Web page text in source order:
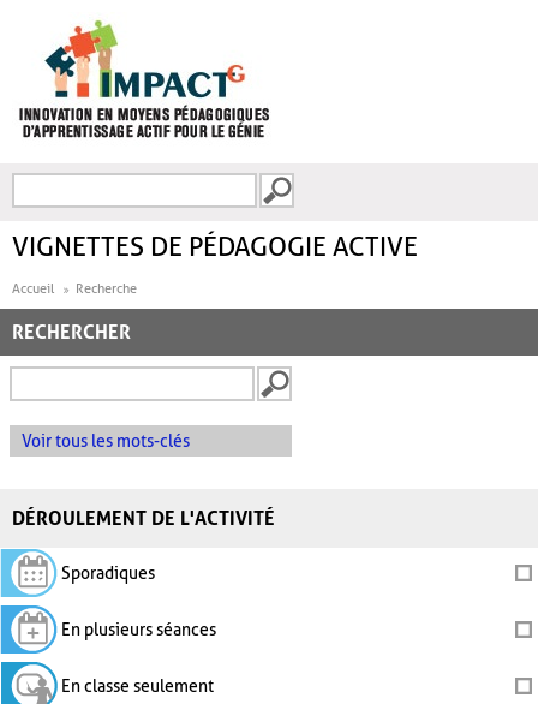
FORMULAIRE DE
VIGNETTES DE PÉDAGOGIE ACTIVE
Accueil Recherche
RECHERCHER
Voir tous les mots-clés
DÉROULEMENT DE L'ACTIVITÉ
Sporadiques
En plusieurs séances
En classe seulement